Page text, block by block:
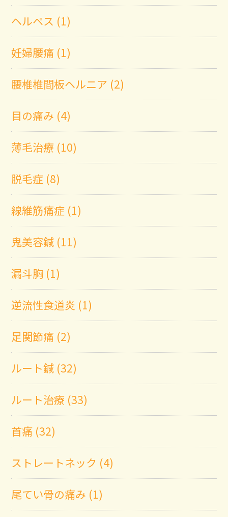
ヘルペス (1)
妊婦腰痛 (1)
腰椎椎間板ヘルニア (2)
目の痛み (4)
薄毛治療 (10)
脱毛症 (8)
線維筋痛症 (1)
鬼美容鍼 (11)
漏斗胸 (1)
逆流性食道炎 (1)
足関節痛 (2)
ルート鍼 (32)
ルート治療 (33)
首痛 (32)
ストレートネック (4)
尾てい骨の痛み (1)